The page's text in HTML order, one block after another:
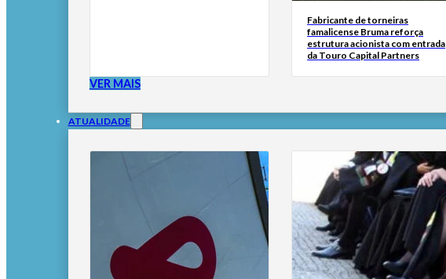
Fabricante de torneiras
famalicense Bruma reforça
estrutura acionista com entrada
da Touro Capital Partners
VER MAIS
ATUALIDADE